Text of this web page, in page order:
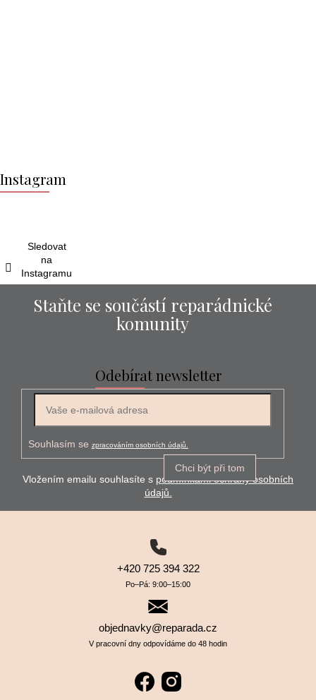
á
p
Instagram
Sledovat
na
Instagramu
Staňte se součástí reparádnické
komunity
Odebírat newsletter
Souhlasím se zpracováním osobních údajů.
Chci být při tom
Vložením emailu souhlasíte s podmínkami ochrany osobních
údajů.
+420 725 394 322
Po–⁠⁠⁠⁠⁠⁠Pá: 9:00–⁠⁠⁠⁠⁠⁠15:00
objednavky@reparada.cz
V pracovní dny odpovídáme do 48 hodin